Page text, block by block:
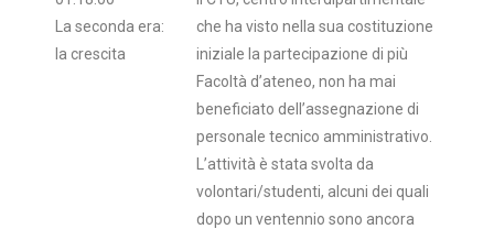
La seconda era:
la crescita
che ha visto nella sua costituzione
iniziale la partecipazione di più
Facoltà d’ateneo, non ha mai
beneficiato dell’assegnazione di
personale tecnico amministrativo.
L’attività è stata svolta da
volontari/studenti, alcuni dei quali
dopo un ventennio sono ancora